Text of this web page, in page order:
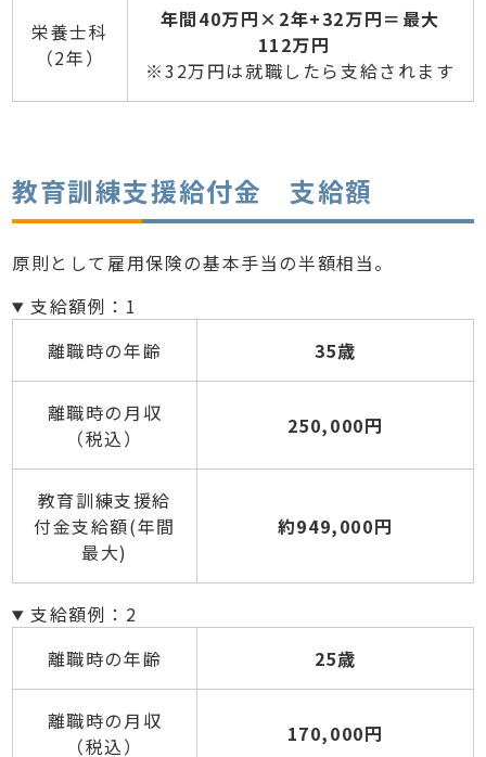
栄養士科
（2年）
年間40万円×2年+32万円＝最大
112万円
※32万円は就職したら支給されます
教育訓練支援給付金 支給額
原則として雇用保険の基本手当の半額相当。
支給額例：1
離職時の年齢
35歳
離職時の月収
（税込）
250,000円
教育訓練支援給
付金支給額(年間
最大)
約949,000円
支給額例：2
離職時の年齢
25歳
離職時の月収
（税込）
170,000円